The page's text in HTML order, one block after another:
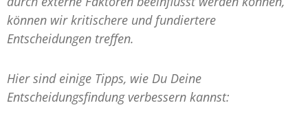
können wir kritischere und fundiertere
Entscheidungen treffen.
Hier sind einige Tipps, wie Du Deine
Entscheidungsfindung verbessern kannst: